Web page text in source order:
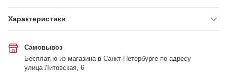
Характеристики
Самовывоз
Бесплатно из магазина в Санкт-Петербурге по адресу
улица Литовская, 6